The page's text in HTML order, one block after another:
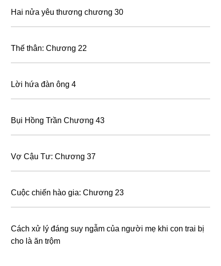
Hai nửa yêu thương chương 30
Thế thân: Chương 22
Lời hứa đàn ông 4
Bụi Hồng Trần Chương 43
Vợ Cậu Tư: Chương 37
Cuộc chiến hào gia: Chương 23
Cách xử lý đáng suy ngẫm của người mẹ khi con trai bị
cho là ăn trộm